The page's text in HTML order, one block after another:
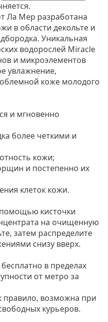
Ла Мер разработана
в области декольте и
Уникальная
водорослей Miracle
и микроэлементов
увлажнение,
коже молодого
и мгновенно
более четкими и
кожи;
и постепенно их
клеток кожи.
кисточки
на очищенную
затем распределите
снизу вверх.
в пределах
от метро за
правило, возможна при
курьеров.